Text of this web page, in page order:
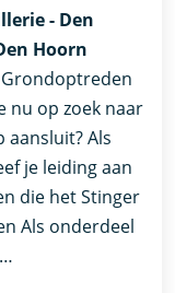
- Den
Hoorn
nu op zoek naar
aansluit? Als
je leiding aan
die het Stinger
Als onderdeel